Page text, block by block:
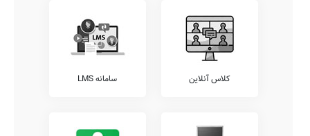
کلاس آنلاین سامانه LMS